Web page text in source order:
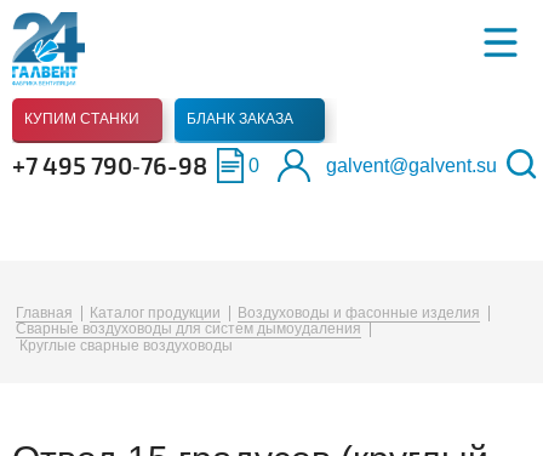
КУПИМ СТАНКИ БЛАНК ЗАКАЗА
+7 495 790‑76-98 0 galvent@galvent.su
Главная Каталог продукции
Воздуховоды и фасонные изделия
Сварные воздуховоды для систем дымоудаления
Круглые сварные воздуховоды